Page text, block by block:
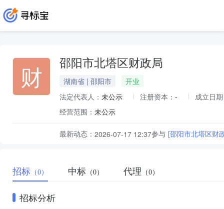
财 邵阳市北塔区财政局
湖南省 | 邵阳市
开业
法定代表人： 未公示 注册资本： -
成立日
经营范围： 未公示
最新动态： 2026-07-17 12:37参与 [邵阳市北塔区财
招标 （0） 中标 （0） 代理 （0）
招标分析